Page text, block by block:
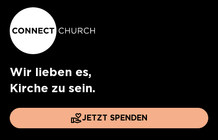
Wir lieben es,
Kirche zu sein.
JETZT SPENDEN